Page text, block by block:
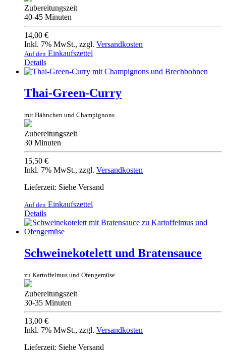
Zubereitungszeit
40-45 Minuten
14,00 €
Inkl. 7% MwSt., zzgl. Versandkosten
Auf den Einkaufszettel
Details
Thai-Green-Curry
mit Hähnchen und Champignons
Zubereitungszeit
30 Minuten
15,50 €
Inkl. 7% MwSt., zzgl. Versandkosten
Lieferzeit: Siehe Versand
Auf den Einkaufszettel
Details
Schweinekotelett und Bratensauce
zu Kartoffelmus und Ofengemüse
Zubereitungszeit
30-35 Minuten
13,00 €
Inkl. 7% MwSt., zzgl. Versandkosten
Lieferzeit: Siehe Versand